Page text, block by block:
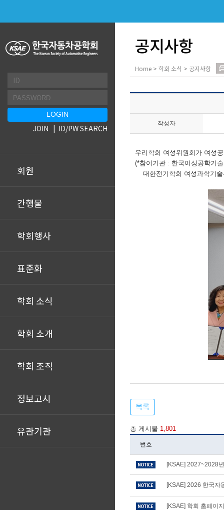
회원
간행물
학회행사
표준화
학회 소식
학회 소개
학회 조직
정보고시
유관기관
JOIN ID/PW SEARCH
공지사항
Home > 학회 소식 > 공지사항
작성자
우리학회 여성위원회가 여성
(*참여기관 : 한국여성공학기
대한전기학회 여성과학기술
목록
총 게시물 1,801
번호
[KSAE] 2027~2028
[KSAE] 2026 한국자
[KSAE] 학회 홈페이